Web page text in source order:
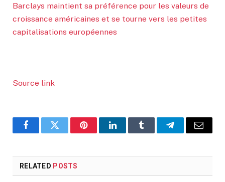
Barclays maintient sa préférence pour les valeurs de
croissance américaines et se tourne vers les petites
capitalisations européennes
Source link
FacebookTwitter PinterestLinkedInTumblr TelegramEmail
RELATED POSTS